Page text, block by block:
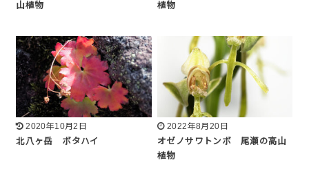
山植物 植物
2020年10月2日
北八ヶ岳 ボタハイ
2022年8月20日
オゼノサワトンボ 尾瀬の高山
植物